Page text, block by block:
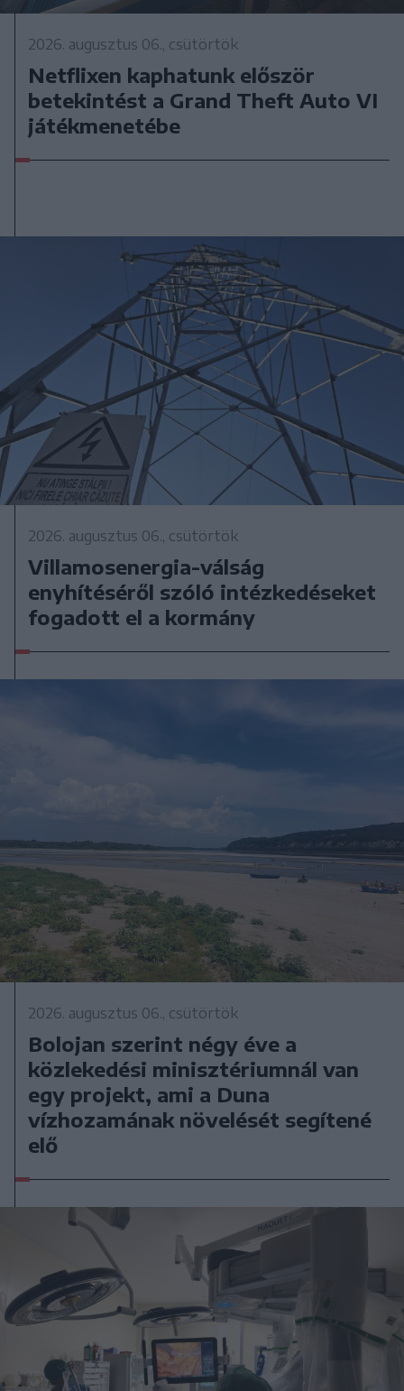
2026. augusztus 06., csütörtök
Netflixen kaphatunk először
betekintést a Grand Theft Auto VI
játékmenetébe
2026. augusztus 06., csütörtök
Villamosenergia-válság
enyhítéséről szóló intézkedéseket
fogadott el a kormány
2026. augusztus 06., csütörtök
Bolojan szerint négy éve a
közlekedési minisztériumnál van
egy projekt, ami a Duna
vízhozamának növelését segítené
elő